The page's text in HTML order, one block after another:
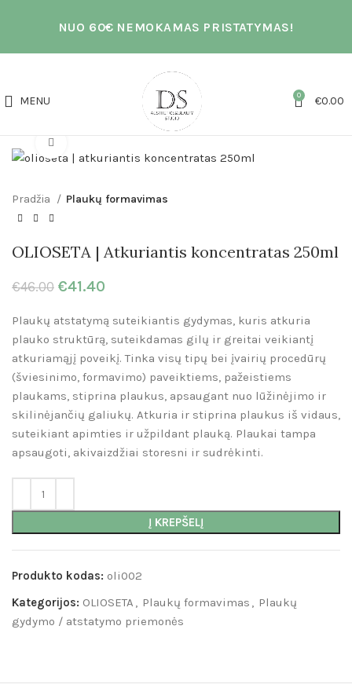
NUO 60€ NEMOKAMAS PRISTATYMAS!
MENU 0 €0.00
Pradžia Plaukų formavimas
OLIOSETA | Atkuriantis koncentratas 250ml
€46.00 €41.40
Plaukų atstatymą suteikiantis gydymas, kuris atkuria
plauko struktūrą, suteikdamas gilų ir greitai veikiantį
atkuriamąjį poveikį. Tinka visų tipų bei įvairių procedūrų
(šviesinimo, formavimo) paveiktiems, pažeistiems
plaukams, stiprina plaukus, apsaugant nuo lūžinėjimo ir
skilinėjančių galiukų. Atkuria ir stiprina plaukus iš vidaus,
suteikiant apimties ir užpildant plauką. Plaukai tampa
apsaugoti, akivaizdžiai storesni ir sudrėkinti.
Į KREPŠELĮ
Produkto kodas: oli002
Kategorijos: OLIOSETA , Plaukų formavimas , Plaukų
gydymo / atstatymo priemonės